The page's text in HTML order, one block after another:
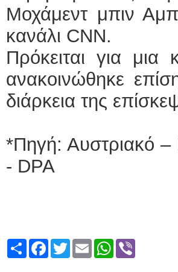
Μοχάμεντ μπιν
κανάλι CNN.
Πρόκειται για
ανακοινώθηκε
διάρκεια της
*Πηγή: Αυστριακό –
- DPA
ShareFacebook
TwitterEmailWhatsApp